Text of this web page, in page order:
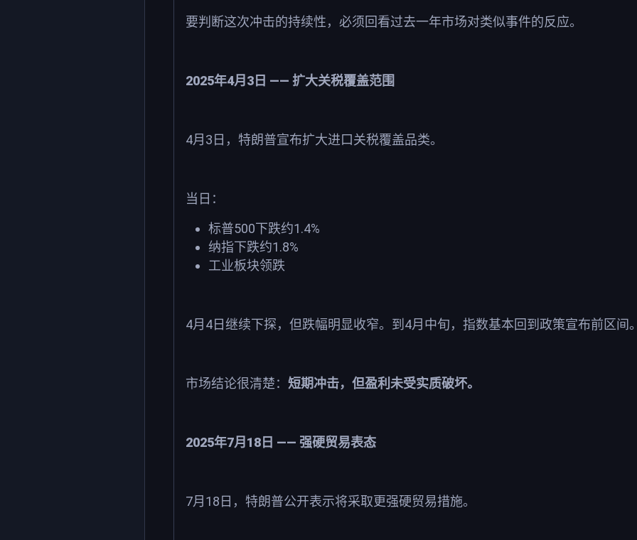
要判断这次冲击的持续性，必须回看过去一年市场对类似事件的反应。
2025年4月 3 日 —— 扩大关税覆盖范围
4月 3 日，特朗普宣布扩大进口关税覆盖品类。
当日：
标普500下跌约1.4%
纳指下跌约1.8%
工业板块领跌
4月 4 日继续下探，但跌幅明显收窄。到 4月中旬，指数基本回到政策宣布前区间
市场结论很清楚： 短期冲击，但盈利未受实质破坏。
2025年7月 18 日 —— 强硬贸易表态
7月 18 日，特朗普公开表示将采取更强硬贸易措施。